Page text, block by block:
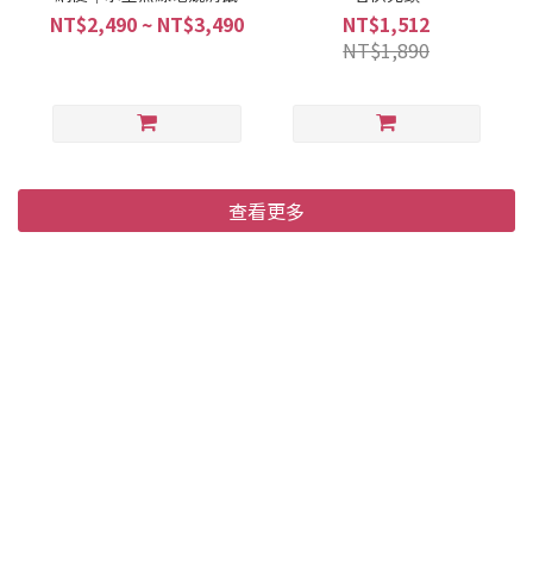
NT$2,490 ~ NT$3,490
NT$1,512
NT$1,890
查看更多